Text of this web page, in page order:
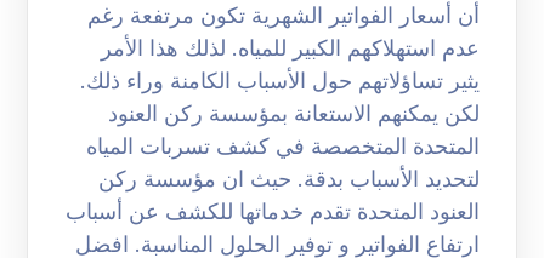
أن أسعار الفواتير الشهرية تكون مرتفعة رغم
عدم استهلاكهم الكبير للمياه. لذلك هذا الأمر
يثير تساؤلاتهم حول الأسباب الكامنة وراء ذلك.
لكن يمكنهم الاستعانة بمؤسسة ركن العنود
المتحدة المتخصصة في كشف تسربات المياه
لتحديد الأسباب بدقة. حيث ان مؤسسة ركن
العنود المتحدة تقدم خدماتها للكشف عن أسباب
ارتفاع الفواتير و توفير الحلول المناسبة. افضل